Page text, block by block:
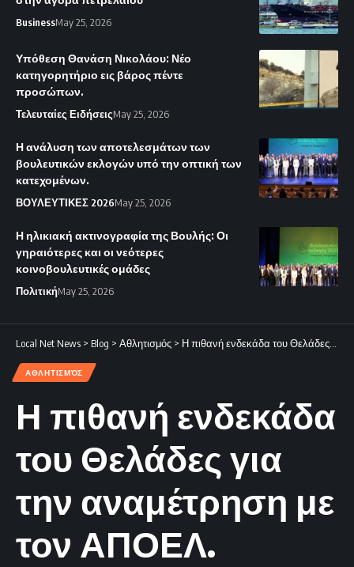
BusinessMay 25, 2026
Υπόθεση Θανάση Νικολάου: Νέο
κατηγορητήριο εις βάρος πέντε
προσώπων.
Τελευταίες ΕιδήσειςMay 25, 2026
Η ανάλυση των αποτελεσμάτων των
βουλευτικών εκλογών υπό την οπτική των
κατεχομένων.
ΒΟΥΛΕΥΤΙΚΕΣ 2026May 25, 2026
Η ηλικιακή ακτινογραφία της Βουλής: Οι
γηραιότερες και οι νεότερες
κοινοβουλευτικές ομάδες
ΠολιτικήMay 25, 2026
Local Net News > Blog > Αθλητισμός > Η πιθανή ενδεκάδα του Θελάδες για την αναμέτρηση με τον ΑΠΟΕΛ.
ΑΘΛΗΤΙΣΜΌΣ
Η πιθανή ενδεκάδα
του Θελάδες για
την αναμέτρηση με
τον ΑΠΟΕΛ.